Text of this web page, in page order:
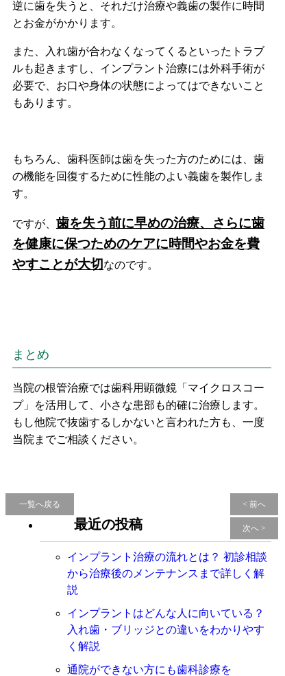
逆に歯を失うと、それだけ治療や義歯の製作に時間
とお金がかかります。
また、入れ歯が合わなくなってくるといったトラブ
ルも起きますし、インプラント治療には外科手術が
必要で、お口や身体の状態によってはできないこと
もあります。
もちろん、歯科医師は歯を失った方のためには、歯
の機能を回復するために性能のよい義歯を製作しま
す。
ですが、 歯を失う前に早めの治療、さらに歯
を健康に保つためのケアに時間やお金を費
やすことが大切なのです。
まとめ
当院の根管治療では歯科用顕微鏡「マイクロスコー
プ」を活用して、小さな患部も的確に治療します。
もし他院で抜歯するしかないと言われた方も、一度
当院までご相談ください。
一覧へ戻る < 前へ
次へ >
最近の投稿
インプラント治療の流れとは？ 初診相談
から治療後のメンテナンスまで詳しく解
説
インプラントはどんな人に向いている？
入れ歯・ブリッジとの違いをわかりやす
く解説
通院ができない方にも歯科診療を